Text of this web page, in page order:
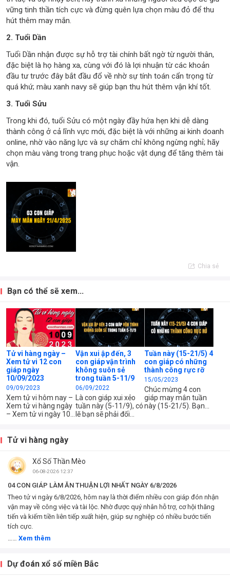
vững tinh thần tích cực và đừng quên lựa chọn màu đỏ để thu
hút thêm may mắn.
2. Tuổi Dần
Tuổi Dần nhận được sự hỗ trợ tài chính bất ngờ từ người thân,
đặc biệt là họ hàng xa, cùng với đó là lợi nhuận từ các khoản
đầu tư trước đây bắt đầu đổ về nhờ sự tính toán cẩn trọng từ
quá khứ; màu xanh navy sẽ giúp bạn thu hút thêm vận khí tốt.
3. Tuổi Sửu
Trong khi đó, tuổi Sửu có một ngày đầy hứa hẹn khi dễ dàng
thành công ở cả lĩnh vực mới, đặc biệt là với những ai kinh doanh
online, nhờ vào năng lực và sự chăm chỉ không ngừng nghỉ; hãy
chọn màu vàng trong trang phục hoặc vật dụng để tăng thêm tài
vận.
Chia sẻ
Bạn có thể sẽ xem...
Tử vi hàng ngày –
Xem tử vi 12 con
giáp ngày
10/09/2023
09/09/2023
Xem tử vi hôm nay –
Xem tử vi hàng ngày
– Xem tử vi ngày 10
Xem tử vi chi tiết 12
con giáp – tuổi Tý,
Sửu, Dần, Mão, Thìn,
Tị, Ngọ, Mùi, Thân,
Dậu, Tuất, Hợi – Xem
công việc, tài chính
và...
Vận xui ập đến, 3
con giáp vận trình
không suôn sẻ
trong tuần 5-11/9
06/09/2022
Là con giáp xui xẻo
tuần này (5-11/9), có
lẽ bạn sẽ phải đối
Tuần này (15-21/5) 4
con giáp có những
thành công rực rỡ
15/05/2023
Chúc mừng 4 con
giáp may mắn tuần
này (15-21/5). Bạn
Tử vi hàng ngày
Xổ Số Thần Mèo
06-08-2026 12:37
04 CON GIÁP LÀM ĂN THUẬN LỢI NHẤT NGÀY 6/8/2026
Theo tử vi ngày 6/8/2026, hôm nay là thời điểm nhiều con giáp đón nhận
vận may về công việc và tài lộc. Nhờ được quý nhân hỗ trợ, cơ hội thăng
tiến và kiếm tiền liên tiếp xuất hiện, giúp sự nghiệp có nhiều bước tiến
tích cực.
Xem thêm
Dự đoán xổ số miền Bắc